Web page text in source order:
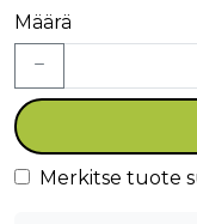
Määrä
Merkitse tuote